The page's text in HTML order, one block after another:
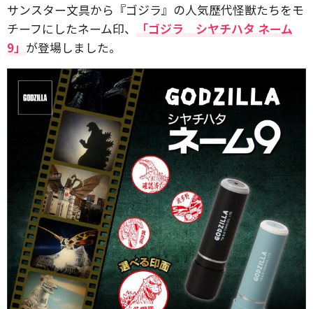
サンスター文具から『ゴジラ』の人気歴代怪獣たちをモ
チーフにしたネーム印、
「ゴジラ シヤチハタ ネーム
9」 が登場しました。